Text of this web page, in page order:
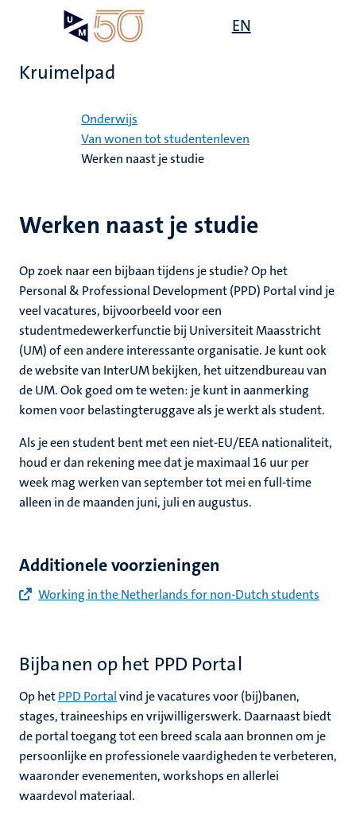
EN
Kruimelpad
Onderwijs
Van wonen tot studentenleven
Werken naast je studie
Werken naast je studie
Op zoek naar een bijbaan tijdens je studie?Op het
Personal & Professional Development (PPD) Portal vind je
veel vacatures, bijvoorbeeld voor een
studentmedewerkerfunctie bij Universiteit Maasstricht
(UM) of een andere interessante organisatie. Je kunt ook
de website van InterUM bekijken, het uitzendbureau van
de UM. Ook goed om te weten: je kunt in aanmerking
komen voor belastingteruggave als je werkt als student.
Als je een student bent met een niet-EU/EEA nationaliteit,
houd er dan rekening mee dat je maximaal 16 uur per
week mag werken van september tot mei en full-time
alleen in de maanden juni, juli en augustus.
Additionele voorzieningen
Working in the Netherlands for non-Dutch students
Bijbanen op het PPD Portal
Op hetPPD Portalvind je vacatures voor (bij)banen,
stages, traineeships en vrijwilligerswerk. Daarnaast biedt
de portal toegang tot een breed scala aan bronnen om je
persoonlijke en professionele vaardigheden te verbeteren,
waaronder evenementen, workshops en allerlei
waardevol materiaal.